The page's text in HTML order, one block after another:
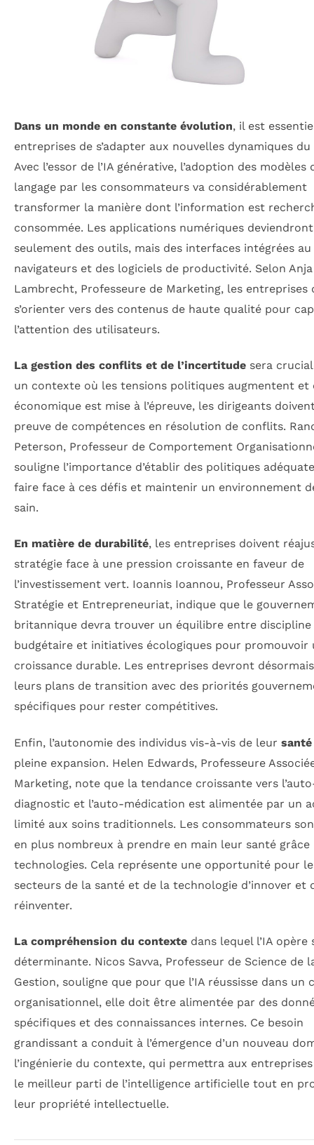
Dans un monde en constante évolution, il est
entreprises de s’adapter aux nouvelles dynamiques
Avec l’essor de l’IA générative, l’adoption des modèles
langage par les consommateurs va considérablement
transformer la manière dont l’information est
consommée. Les applications numériques
seulement des outils, mais des interfaces intégrées au
navigateurs et des logiciels de productivité. Selon Anja
Lambrecht, Professeure de Marketing, les entreprises
s’orienter vers des contenus de haute qualité pour
l’attention des utilisateurs.
La gestion des conflits et de l’incertitude sera
un contexte où les tensions politiques augmentent et
économique est mise à l’épreuve, les dirigeants
preuve de compétences en résolution de conflits.
Peterson, Professeur de Comportement
souligne l’importance d’établir des politiques
faire face à ces défis et maintenir un environnement
sain.
En matière de durabilité, les entreprises doivent
stratégie face à une pression croissante en faveur de
l’investissement vert. Ioannis Ioannou, Professeur
Stratégie et Entrepreneuriat, indique que le
britannique devra trouver un équilibre entre discipline
budgétaire et initiatives écologiques pour promouvoir
croissance durable. Les entreprises devront
leurs plans de transition avec des priorités
spécifiques pour rester compétitives.
Enfin, l’autonomie des individus vis-à-vis de leur santé
pleine expansion. Helen Edwards, Professeure
Marketing, note que la tendance croissante vers
diagnostic et l’auto-médication est alimentée par un
limité aux soins traditionnels. Les consommateurs
en plus nombreux à prendre en main leur santé grâce
technologies. Cela représente une opportunité pour
secteurs de la santé et de la technologie d’innover et
réinventer.
La compréhension du contexte dans lequel l’IA opère
déterminante. Nicos Savva, Professeur de Science de
Gestion, souligne que pour que l’IA réussisse dans un
organisationnel, elle doit être alimentée par des
spécifiques et des connaissances internes. Ce besoin
grandissant a conduit à l’émergence d’un nouveau
l’ingénierie du contexte, qui permettra aux
le meilleur parti de l’intelligence artificielle tout en
leur propriété intellectuelle.